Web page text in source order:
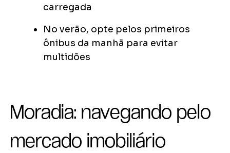
carregada
No verão, opte pelos primeiros
ônibus da manhã para evitar
multidões
Moradia: navegando pelo
mercado imobiliário